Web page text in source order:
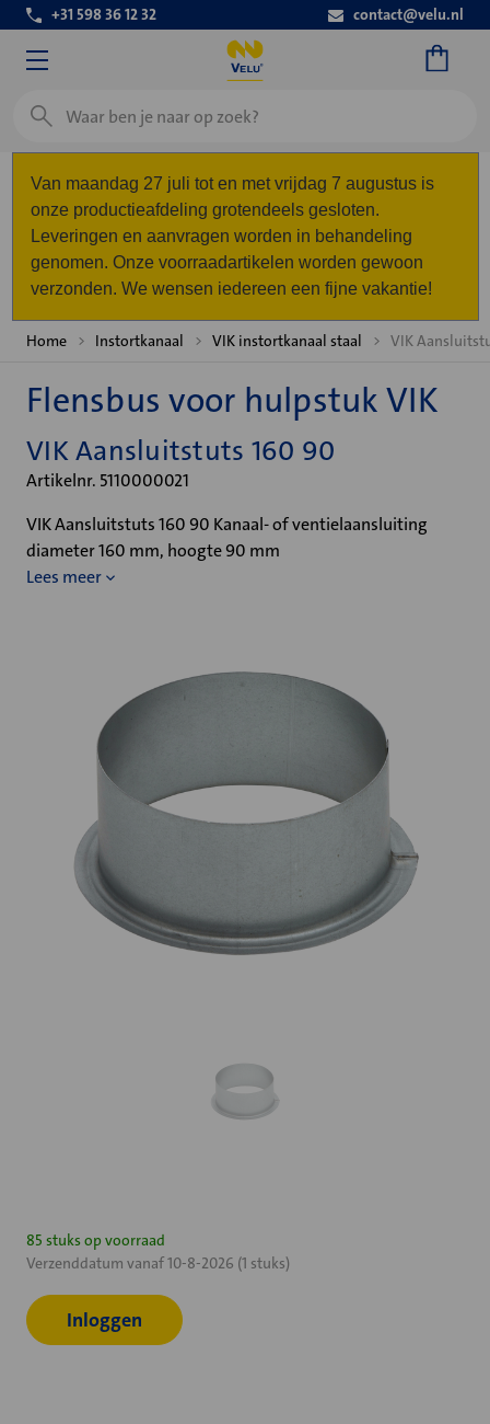
+31 598 36 12 32 contact@velu.nl
Zoeken
Van maandag 27 juli tot en met vrijdag 7 augustus is
onze productieafdeling grotendeels gesloten.
Leveringen en aanvragen worden in behandeling
genomen. Onze voorraadartikelen worden gewoon
verzonden. We wensen iedereen een fijne vakantie!
Home Instortkanaal VIK instortkanaal staal VIK
Flensbus voor hulpstuk VIK
VIK Aansluitstuts 160 90
Artikelnr. 5110000021
VIK Aansluitstuts 160 90 Kanaal- of ventielaansluiting
diameter 160 mm, hoogte 90 mm
Lees meer
Huidige
voorraad:
85 stuks op voorraad
Verzenddatum vanaf 10-8-2026 (1 stuks)
Inloggen